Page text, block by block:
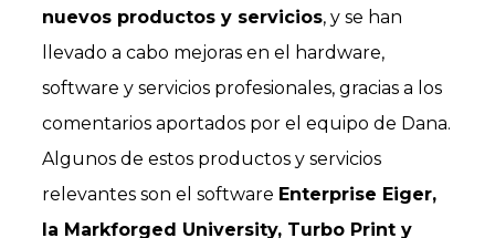
nuevos productos y servicios, y se han
llevado a cabo mejoras en el hardware,
software y servicios profesionales, gracias a los
comentarios aportados por el equipo de Dana.
Algunos de estos productos y servicios
relevantes son el software Enterprise Eiger,
la Markforged University, Turbo Print y